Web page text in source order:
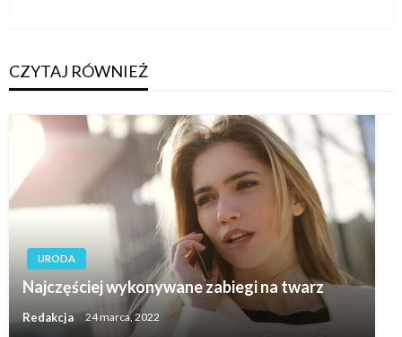
CZYTAJ RÓWNIEŻ
URODA
Najczęściej wykonywane zabiegi na twarz
Redakcja 24 marca, 2022